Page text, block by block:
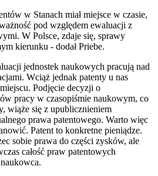
w Stanach miał miejsce w czasie,
pod względem ewaluacji z
W Polsce, zdaje się, sprawy
kierunku - dodał Priebe.
jednostek naukowych pracują nad
Wciąż jednak patenty u nas
Podjęcie decyzji o
pracy w czasopiśmie naukowym, co
wiąże się z upublicznieniem
prawa patentowego. Warto więc
Patent to konkretne pieniądze.
sobie prawa do części zysków, ale
całość praw patentowych